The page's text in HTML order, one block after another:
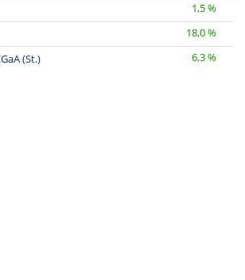
1,5 %
18,0 %
(St.)
6,3 %